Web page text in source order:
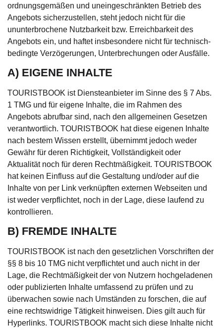
ordnungsgemäßen und uneingeschränkten Betrieb des
Angebots sicherzustellen, steht jedoch nicht für die
ununterbrochene Nutzbarkeit bzw. Erreichbarkeit des
Angebots ein, und haftet insbesondere nicht für technisch-
bedingte Verzögerungen, Unterbrechungen oder Ausfälle.
A) EIGENE INHALTE
TOURISTBOOK ist Diensteanbieter im Sinne des § 7 Abs.
1 TMG und für eigene Inhalte, die im Rahmen des
Angebots abrufbar sind, nach den allgemeinen Gesetzen
verantwortlich. TOURISTBOOK hat diese eigenen Inhalte
nach bestem Wissen erstellt, übernimmt jedoch weder
Gewähr für deren Richtigkeit, Vollständigkeit oder
Aktualität noch für deren Rechtmäßigkeit. TOURISTBOOK
hat keinen Einfluss auf die Gestaltung und/oder auf die
Inhalte von per Link verknüpften externen Webseiten und
ist weder verpflichtet, noch in der Lage, diese laufend zu
kontrollieren.
B) FREMDE INHALTE
TOURISTBOOK ist nach den gesetzlichen Vorschriften der
§§ 8 bis 10 TMG nicht verpflichtet und auch nicht in der
Lage, die Rechtmäßigkeit der von Nutzern hochgeladenen
oder publizierten Inhalte umfassend zu prüfen und zu
überwachen sowie nach Umständen zu forschen, die auf
eine rechtswidrige Tätigkeit hinweisen. Dies gilt auch für
Hyperlinks. TOURISTBOOK macht sich diese Inhalte nicht